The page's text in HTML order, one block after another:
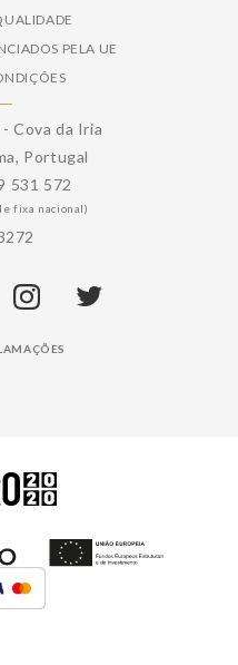
PELA UE
- Cova da Iria
Portugal
531 572
fixa nacional)